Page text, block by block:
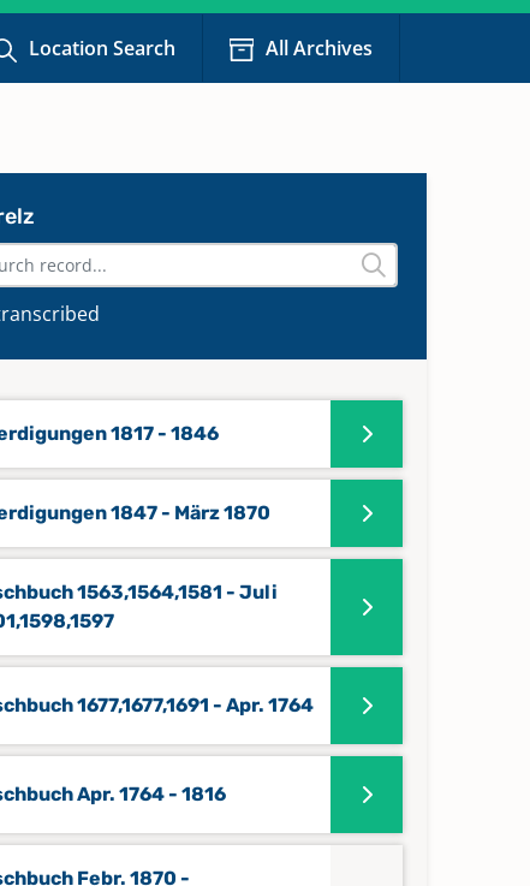
Location Search All Archives
1817 - 1846
1847 - März 1870
1563,1564,1581 - Juli
1677,1677,1691 - Apr. 1764
Apr. 1764 - 1816
Febr. 1870 -